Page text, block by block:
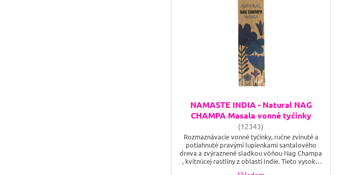
NAMASTE INDIA - Natural NAG
CHAMPA Masala vonné tyčinky
(12343)
Rozmaznávacie vonné tyčinky, ručne zvinuté a
potiahnuté pravými lupienkami santalového
dreva a zvýraznené sladkou vôňou Nag Champa
, kvitnúcej rastliny z oblasti Indie. Tieto vysoko